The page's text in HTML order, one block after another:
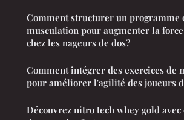
Comment structurer un programme
musculation pour augmenter la
chez les nageurs de dos?
Comment intégrer des exercices de
pour améliorer l'agilité des joueurs
Découvrez nitro tech whey gold